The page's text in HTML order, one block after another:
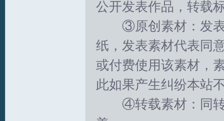
公开发表作品，转载
③原创素材：发表
纸，发表素材代表同
或付费使用该素材，
此如果产生纠纷本站
④转载素材：同转